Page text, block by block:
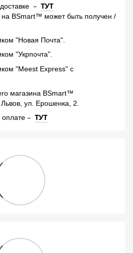
– ТУТ
BSmart™ может быть получен /
"Новая Почта".
"Укрпочта".
"Meest Express" с
магазина BSmart™
ул. Ерошенка, 2.
оплате – ТУТ